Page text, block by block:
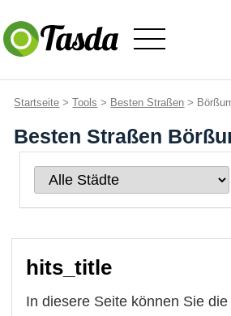
Startseite >Tools > Besten Straßen >
Besten Straßen
hits_title
In diesere Seite können Sie die